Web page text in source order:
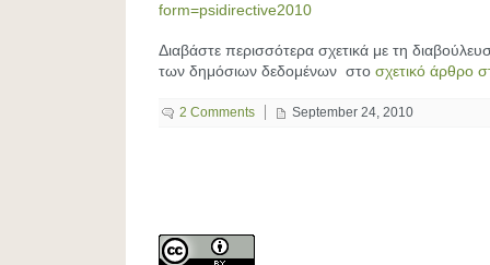
form=psidirective2010
Διαβάστε περισσότερα σχετικά με τη
των δημόσιων δεδομένων στο σχετικό άρθρο
2 Comments September 24, 2010